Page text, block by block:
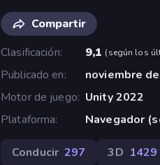
Compartir
Clasificación
9,1 (según los
Publicado en
noviembre
Motor de juego Unity 2022
Plataforma
Navegador
Conducir 297 3D 1429